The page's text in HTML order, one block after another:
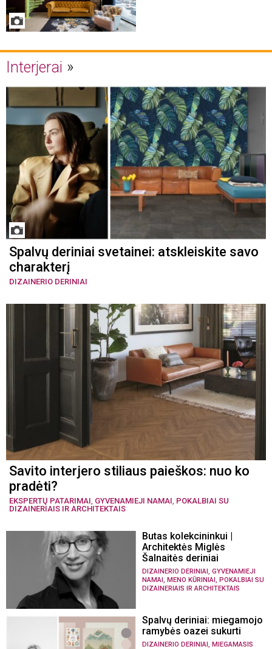
Interjerai
Spalvų deriniai svetainei: atskleiskite savo
charakterį
DIZAINERIO DERINIAI
Savito interjero stiliaus paieškos: nuo ko
pradėti?
EKSPERTŲ PATARIMAI, GYVENAMIEJI NAMAI, POKALBIAI SU
DIZAINERIAIS IR ARCHITEKTAIS
Butas kolekcininkui |
Architektės Miglės
Šalnaitės deriniai
DIZAINERIO DERINIAI, GYVENAMIEJI
NAMAI, MENO KŪRINIAI, POKALBIAI SU
DIZAINERIAIS IR ARCHITEKTAIS
Spalvų deriniai: miegamojo
ramybės oazei sukurti
DIZAINERIO DERINIAI , MIEGAMASIS